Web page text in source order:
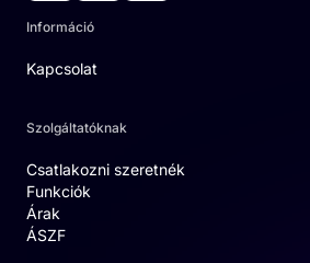
Információ
Kapcsolat
Szolgáltatóknak
Csatlakozni szeretnék
Funkciók
Árak
ÁSZF